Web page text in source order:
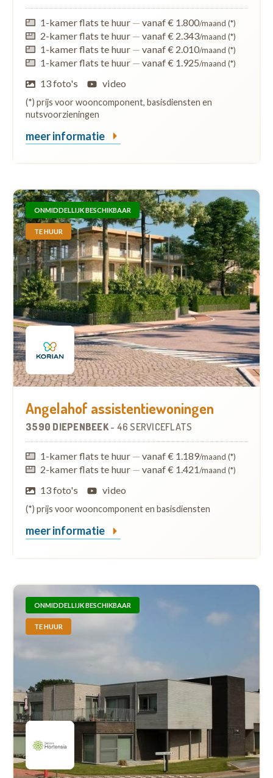
1-kamer flats te huur — vanaf € 1.800/maand (*)
2-kamer flats te huur — vanaf € 2.343/maand (*)
1-kamer flats te huur — vanaf € 2.010/maand (*)
1-kamer flats te huur — vanaf € 1.925/maand (*)
13 foto's video
(*) prijs voor wooncomponent, basisdiensten en
nutsvoorzieningen
meer informatie
ONMIDDELLIJK BESCHIKBAAR
TE HUUR
Angelahof assistentiewoningen
3590 DIEPENBEEK- 46 SERVICEFLATS
1-kamer flats te huur — vanaf € 1.189/maand (*)
2-kamer flats te huur — vanaf € 1.421/maand (*)
13 foto's video
(*) prijs voor wooncomponent en basisdiensten
meer informatie
ONMIDDELLIJK BESCHIKBAAR
TE HUUR